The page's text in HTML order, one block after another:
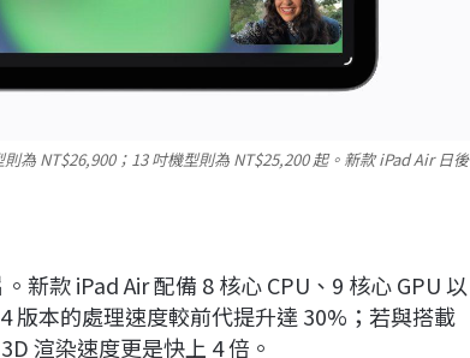
為 NT$26,900；13 吋機型則為 NT$25,200 起。新款 iPad Air 日後
新款 iPad Air 配備 8 核心 CPU、9 核心 GPU 以
版本的處理速度較前代提升達 30%；若與搭載
渲染速度更是快上 4 倍。